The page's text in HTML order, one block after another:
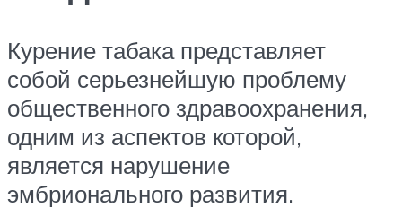
Курение табака представляет
собой серьезнейшую проблему
общественного здравоохранения,
одним из аспектов которой,
является нарушение
эмбрионального развития.